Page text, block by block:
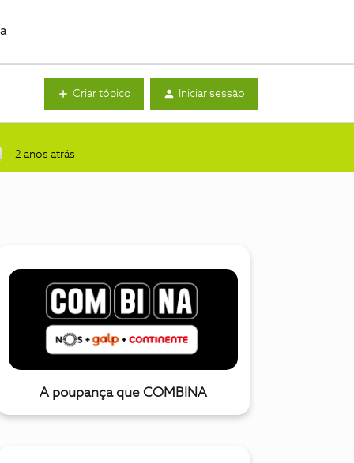
Criar tópico Iniciar sessão
2 anos atrás
A poupança que COMBINA